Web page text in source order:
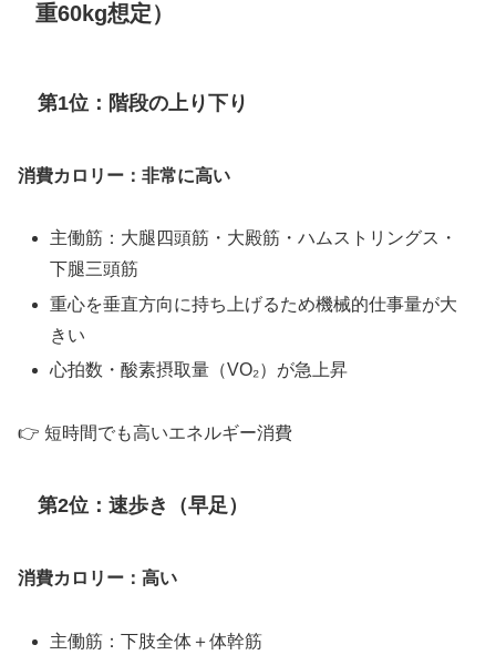
重60kg想定）
第1位：階段の上り下り
消費カロリー：非常に高い
主働筋：大腿四頭筋・大殿筋・ハムストリングス・
下腿三頭筋
重心を垂直方向に持ち上げるため機械的仕事量が大
きい
心拍数・酸素摂取量（VO₂）が急上昇
👉 短時間でも高いエネルギー消費
第2位：速歩き（早足）
消費カロリー：高い
主働筋：下肢全体＋体幹筋